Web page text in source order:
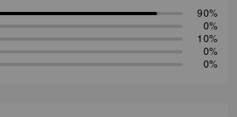
90%
0%
10%
0%
0%